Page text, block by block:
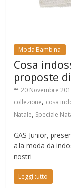
Moda Bambina
Cosa
proposte
20 Novembre
collezione, cosa
Natale, Speciale
GAS Junior,
alla moda da
nostri
Leggi tutto